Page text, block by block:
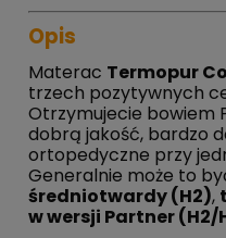
Opis
Materac Termopur
trzech pozytywnych
Otrzymujecie bowiem
dobrą jakość, bardzo
ortopedyczne przy
Generalnie może to
średniotwardy (H2),
w wersji Partner (H2/